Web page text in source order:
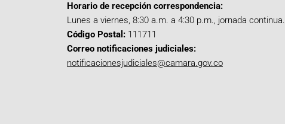
Horario de recepción correspondencia:
Lunes a viernes, 8:30 a.m. a 4:30 p.m., jornada continua.
Código Postal: 111711
Correo notificaciones judiciales:
notificacionesjudiciales@camara.gov.co